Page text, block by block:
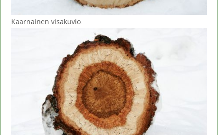
Kaarnainen visakuvio.